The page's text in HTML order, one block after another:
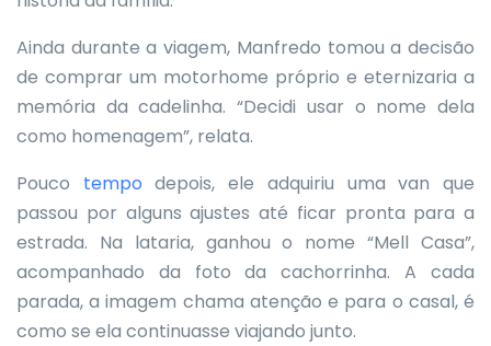
Ainda durante a viagem, Manfredo tomou a decisão
de comprar um motorhome próprio e eternizaria a
memória da cadelinha. “Decidi usar o nome dela
como homenagem”, relata.
Pouco tempo depois, ele adquiriu uma van que
passou por alguns ajustes até ficar pronta para a
estrada. Na lataria, ganhou o nome “Mell Casa”,
acompanhado da foto da cachorrinha. A cada
parada, a imagem chama atenção e para o casal, é
como se ela continuasse viajando junto.